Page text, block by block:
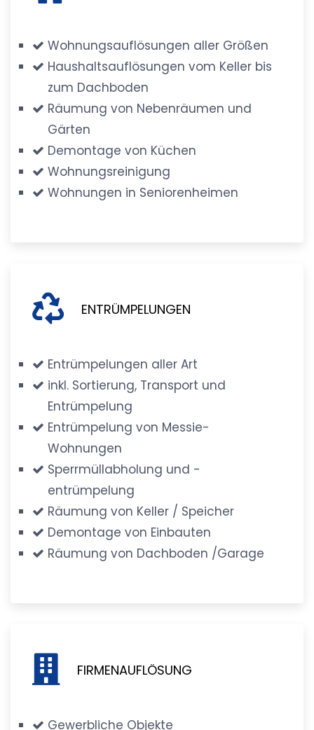
Wohnungsauflösungen aller Größen
Haushaltsauflösungen vom Keller bis
zum Dachboden
Räumung von Nebenräumen und
Gärten
Demontage von Küchen
Wohnungsreinigung
Wohnungen in Seniorenheimen
ENTRÜMPELUNGEN
Entrümpelungen aller Art
inkl. Sortierung, Transport und
Entrümpelung
Entrümpelung von Messie-
Wohnungen
Sperrmüllabholung und -
entrümpelung
Räumung von Keller / Speicher
Demontage von Einbauten
Räumung von Dachboden /Garage
FIRMENAUFLÖSUNG
Gewerbliche Objekte